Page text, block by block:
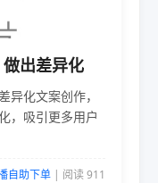
出差异化
异化文案创作，
，吸引更多用户
自助下单 | 阅读 911